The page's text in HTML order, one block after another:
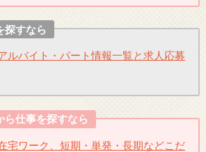
探すなら
ルバイト・パート情報一覧と求人応募
ら仕事を探すなら
宅ワーク、短期・単発・長期などこだ